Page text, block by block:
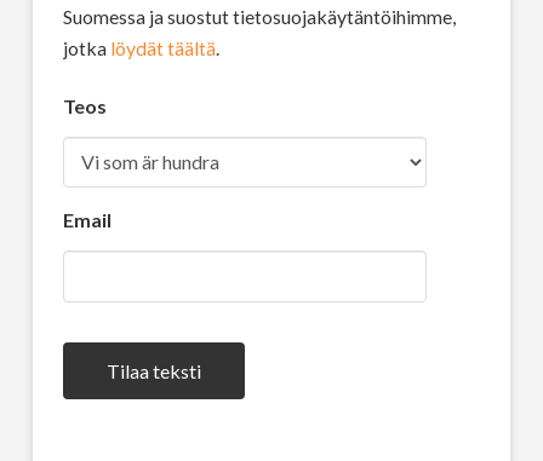
Suomessa ja suostut tietosuojakäytäntöihimme,
jotka löydät täältä.
Teos
Email
Tilaa teksti